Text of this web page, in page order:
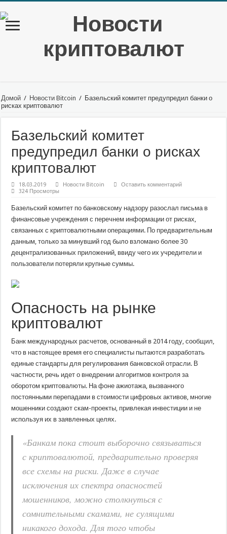
Домой / Новости Bitcoin / Базельский комитет предупредил банки о
рисках криптовалют
Базельский комитет
предупредил банки о рисках
криптовалют
18.03.2019 Новости Bitcoin
Оставить комментарий
324 Просмотры
Базельский комитет по банковскому надзору разослал письма в
финансовые учреждения с перечнем информации от рисках,
связанных с криптовалютными операциями. По предварительным
данным, только за минувший год было взломано более 30
децентрализованных приложений, ввиду чего их учредители и
пользователи потеряли крупные суммы.
Опасность на рынке
криптовалют
Банк международных расчетов, основанный в 2014 году, сообщил,
что в настоящее время его специалисты пытаются разработать
единые стандарты для регулирования банковской отрасли. В
частности, речь идет о внедрении алгоритмов контроля за
оборотом криптовалюты. На фоне ажиотажа, вызванного
постоянными перепадами в стоимости цифровых активов, многие
мошенники создают скам-проекты, привлекая инвестиции и не
используя их в заявленных целях.
«Банкам пока стоит выборочно связываться
с криптовалютой, предварительно проверяя
все схемы на риски. Даже в случае
исключения их спектра опасностей
мошенников, можно столкнуться с
сомнительными скамами, не сулящими
никакого дохода. Для того чтобы